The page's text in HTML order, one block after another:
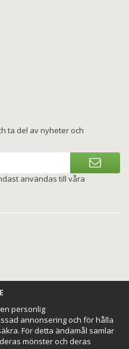
ta del av nyheter och
användas till våra
personlig
annonsering och för hålla
För detta ändamål samlar
mönster och deras